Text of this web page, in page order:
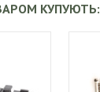
КУПУЮТЬ: